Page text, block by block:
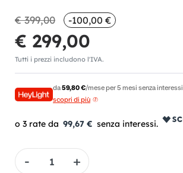
€ 399,00 -100,00 €
€ 299,00
Tutti i prezzi includono l'IVA.
da59,80 €/mese per 5 mesi senza interessi
scopri di più
99,67 €
Quantità